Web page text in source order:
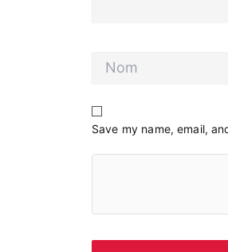
Nom
Save my name, email,